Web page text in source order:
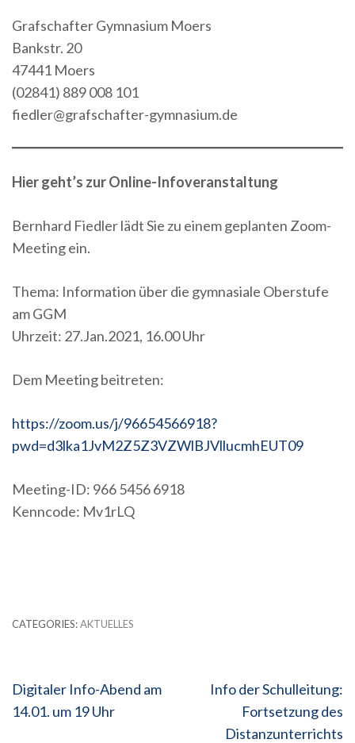
Grafschafter Gymnasium Moers
Bankstr. 20
47441 Moers
(02841) 889 008 101
fiedler@grafschafter-gymnasium.de
Hier geht’s zur Online-Infoveranstaltung
Bernhard Fiedler lädt Sie zu einem geplanten Zoom-
Meeting ein.
Thema: Information über die gymnasiale Oberstufe
am GGM
Uhrzeit: 27.Jan.2021, 16.00 Uhr
Dem Meeting beitreten:
https://zoom.us/j/96654566918?
pwd=d3lka1JvM2Z5Z3VZWlBJVllucmhEUT09
Meeting-ID: 966 5456 6918
Kenncode: Mv1rLQ
CATEGORIES:AKTUELLES
Beitragsnavigation
Digitaler Info-Abend am
14.01. um 19 Uhr
Info der Schulleitung:
Fortsetzung des
Distanzunterrichts